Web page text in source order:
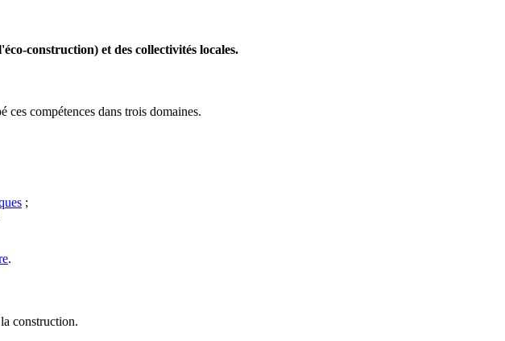
construction) et des collectivités locales.
compétences dans trois domaines.
;
.
construction.